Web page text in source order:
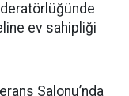
ev sahipliği
Salonu’nda